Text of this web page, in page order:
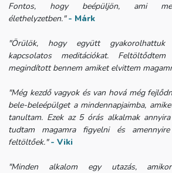
Fontos, hogy beépüljön, ami
élethelyzetben." - Márk
"Örülök, hogy együtt gyakorolhattuk
kapcsolatos meditációkat.
megindított bennem amiket elvittem
"Még kezdő vagyok és van hová még
bele-beleépülget a mindennapjaimba,
tanultam. Ezek az 5 órás alkalmak
tudtam magamra figyelni és
feltöltőek." - Viki
"Minden alkalom egy utazás,